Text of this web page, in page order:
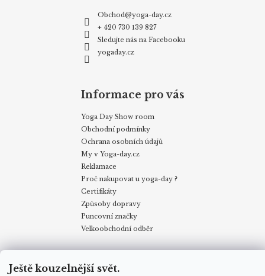
Ještě kouzelnější svět.
Obchod@yoga-day.cz
+ 420 730 139 827
Sledujte nás na Facebooku
yogaday.cz
Informace pro vás
Yoga Day Show room
Obchodní podmínky
Ochrana osobních údajů
My v Yoga-day.cz
Reklamace
Proč nakupovat u yoga-day ?
Certifikáty
Způsoby dopravy
Puncovní značky
Velkoobchodní odběr
Obchodní podmínky
Reklamace
Proč nakupovat u yoga-day.cz